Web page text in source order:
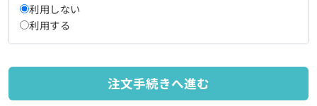
利用しない
利用する
注文手続きへ進む